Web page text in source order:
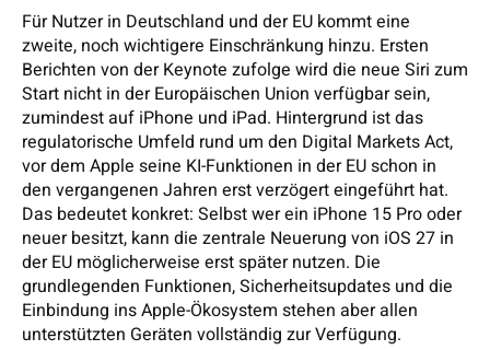
Für Nutzer in Deutschland und der EU kommt eine
zweite, noch wichtigere Einschränkung hinzu. Ersten
Berichten von der Keynote zufolge wird die neue Siri zum
Start nicht in der Europäischen Union verfügbar sein,
zumindest auf iPhone und iPad. Hintergrund ist das
regulatorische Umfeld rund um den Digital Markets Act,
vor dem Apple seine KI-Funktionen in der EU schon in
den vergangenen Jahren erst verzögert eingeführt hat.
Das bedeutet konkret: Selbst wer ein iPhone 15 Pro oder
neuer besitzt, kann die zentrale Neuerung von iOS 27 in
der EU möglicherweise erst später nutzen. Die
grundlegenden Funktionen, Sicherheitsupdates und die
Einbindung ins Apple-Ökosystem stehen aber allen
unterstützten Geräten vollständig zur Verfügung.